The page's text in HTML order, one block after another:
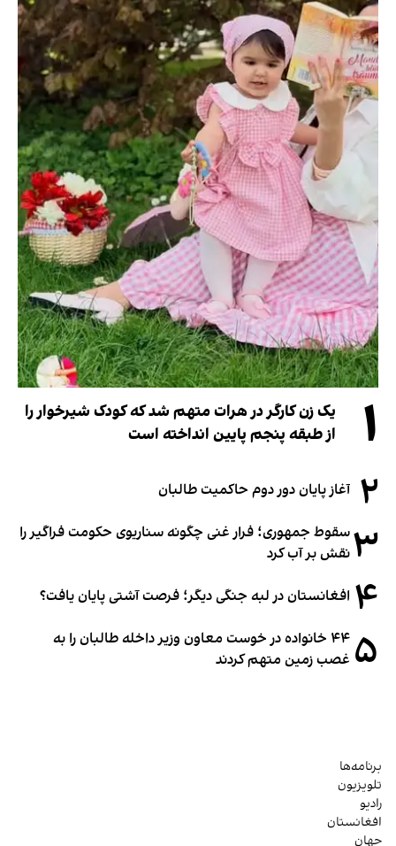
۱
یک زن کارگر در هرات متهم شد که کودک شیرخوار را
از طبقه پنجم پایین انداخته است
۲ آغاز پایان دور دوم حاکمیت طالبان
۳سقوط جمهوری؛ فرار غنی چگونه سناریوی حکومت فراگیر را
نقش بر آب کرد
۴ افغانستان در لبه جنگی دیگر؛ فرصت آشتی پایان یافت؟
۵
۴۴ خانواده در خوست معاون وزیر داخله طالبان را به
غصب زمین متهم کردند
برنامه‌ها
تلویزیون
رادیو
افغانستان
جهان